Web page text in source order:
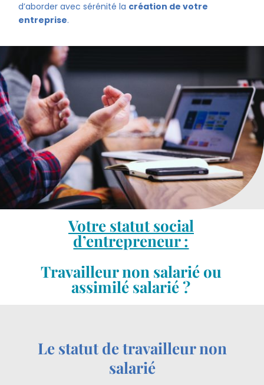
d’aborder avec sérénité la création de votre
entreprise.
Votre statut social
d’entrepreneur :
Travailleur non salarié ou
assimilé salarié ?
Le statut de travailleur non
salarié